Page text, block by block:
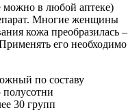
в любой аптеке)
Многие женщины
кожа преобразилась –
его необходимо
по составу
полусотни
30 групп